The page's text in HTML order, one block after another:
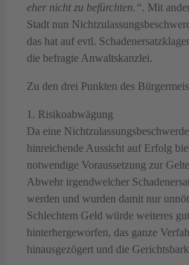
eher nicht zu befürchten.“. Mit
Stadt nun
das hat auf evtl.
die befragte Anwaltskanzlei.
Zu den drei Punkten des
1. Risikoabwägung
Da eine
hinreichende Aussicht auf Erfolg
notwendige Voraussetzung zur
Abwehr irgendwelcher
werden und wurden damit nur
Schlechtem Geld würde weiteres
hinterhergeworfen, das ganze
hinausgezögert und die